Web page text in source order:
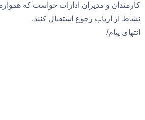
کارمندان و مدیران ادارات خواست که
نشاط از ارباب رجوع استقبال کنند.
انتهای پیام/